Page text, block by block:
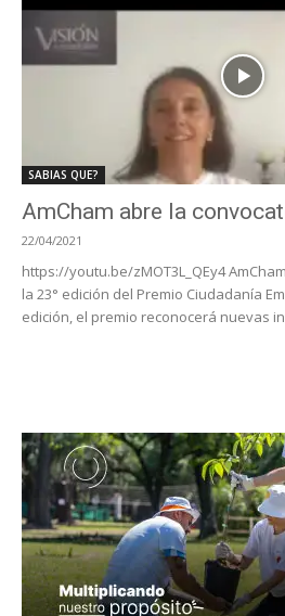
SABIAS QUE?
AmCham abre la
22/04/2021
https://youtu.be/zMOT3L_QEy4
la 23° edición del Premio Ciudadanía
edición, el premio reconocerá nuevas